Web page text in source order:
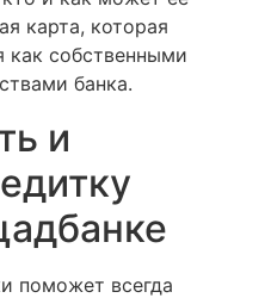
карта, которая
как собственными
банка.
и
поможет всегда